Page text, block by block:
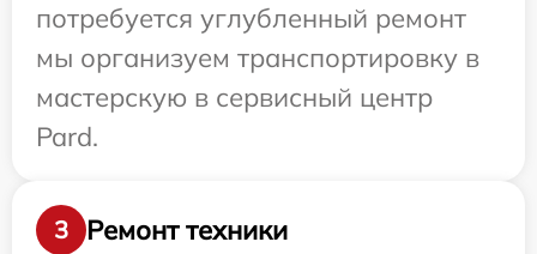
потребуется углубленный ремонт
мы организуем транспортировку в
мастерскую в сервисный центр
Pard.
3
Ремонт техники